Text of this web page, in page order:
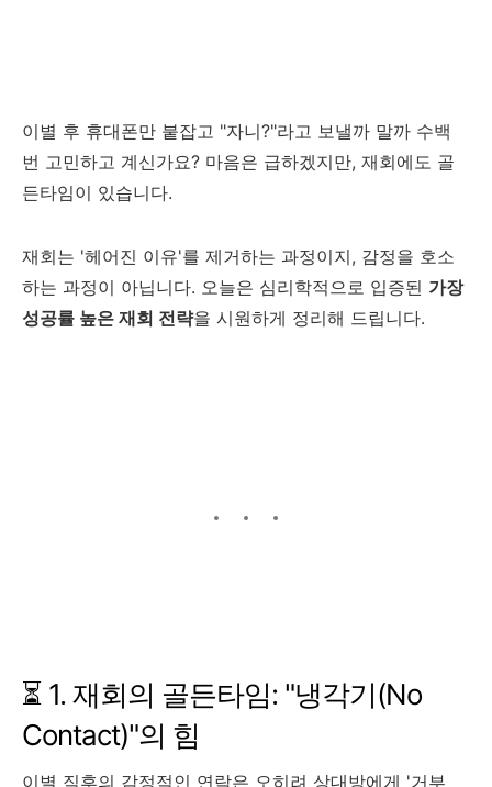
이별 후 휴대폰만 붙잡고 "자니?"라고 보낼까 말까 수백
번 고민하고 계신가요? 마음은 급하겠지만, 재회에도 골
든타임이 있습니다.
재회는 '헤어진 이유'를 제거하는 과정이지, 감정을 호소
하는 과정이 아닙니다. 오늘은 심리학적으로 입증된 가장
성공률 높은 재회 전략을 시원하게 정리해 드립니다.
⏳ 1. 재회의 골든타임: "냉각기(No
Contact)"의 힘
이별 직후의 감정적인 연락은 오히려 상대방에게 '거부